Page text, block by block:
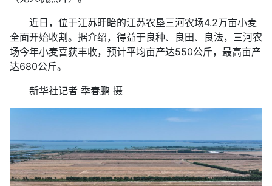
近日，位于江苏盱眙的江苏农垦三河农场4.2万亩小麦
全面开始收割。据介绍，得益于良种、良田、良法，三河农
场今年小麦喜获丰收，预计平均亩产达550公斤，最高亩产
达680公斤。
新华社记者 季春鹏 摄